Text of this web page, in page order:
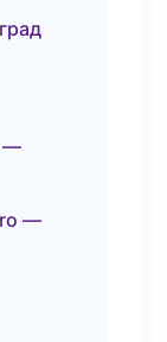
—
—